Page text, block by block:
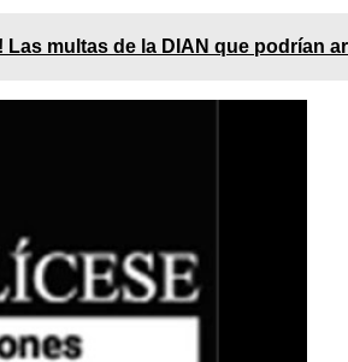
Las multas de la DIAN que podrían